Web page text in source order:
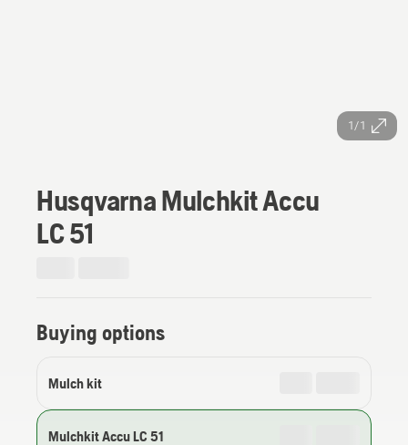
1/1
Husqvarna Mulchkit Accu
LC 51
Buying options
Mulch kit
Mulchkit Accu LC 51